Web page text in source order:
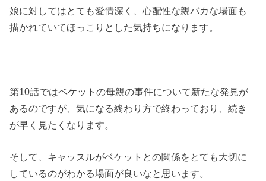
娘に対してはとても愛情深く、心配性な親バカな場面も
描かれていてほっこりとした気持ちになります。
第10話ではベケットの母親の事件について新たな発見が
あるのですが、気になる終わり方で終わっており、続き
が早く見たくなります。
そして、キャッスルがベケットとの関係をとても大切に
しているのがわかる場面が良いなと思います。